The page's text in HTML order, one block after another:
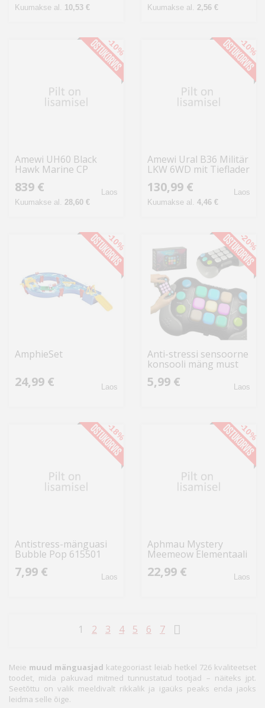
Kuumakse al. 10,53 € Kuumakse al. 2,56 €
Amewi UH60 Black
Hawk Marine CP
RTF
839 €
Kuumakse al. 28,60 €
Laos
-10%
Amewi Ural B36 Militär
LKW 6WD mit Tieflader
130,99 €
Kuumakse al. 4,46 €
Laos
-10%
AmphieSet
24,99 € Laos
-10%
Anti-stressi sensoorne
konsooli mäng must
5,99 € Laos
-20%
Antistress-mänguasi
Bubble Pop 615501
7,99 € Laos
-18%
Aphmau Mystery
Meemeow Elementaali
22,99 € Laos
-10%
1 2 3 4 5 6 7
Meie muud mänguasjad kategooriast leiab hetkel 726 kvaliteetset
toodet, mida pakuvad mitmed tunnustatud tootjad – näiteks jpt.
Seetõttu on valik meeldivalt rikkalik ja igaüks peaks enda jaoks
leidma selle õige.